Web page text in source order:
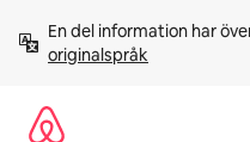
innehåll
En del information har
originalspråk